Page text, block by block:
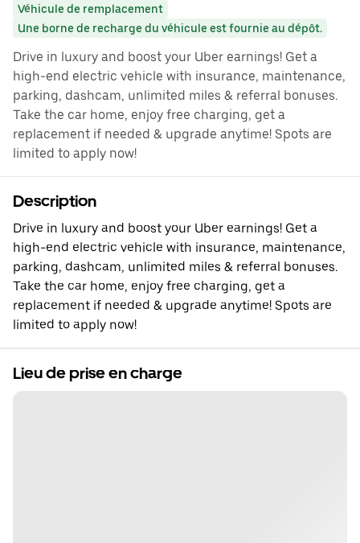
Véhicule de remplacement
Une borne de recharge du véhicule est fournie au dépôt.
Drive in luxury and boost your Uber earnings! Get a
high-end electric vehicle with insurance, maintenance,
parking, dashcam, unlimited miles & referral bonuses.
Take the car home, enjoy free charging, get a
replacement if needed & upgrade anytime! Spots are
limited to apply now!
Description
Drive in luxury and boost your Uber earnings! Get a
high-end electric vehicle with insurance, maintenance,
parking, dashcam, unlimited miles & referral bonuses.
Take the car home, enjoy free charging, get a
replacement if needed & upgrade anytime! Spots are
limited to apply now!
Lieu de prise en charge